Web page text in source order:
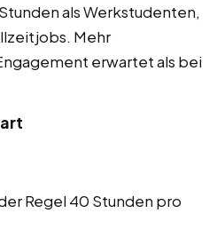
als Werkstudenten,
Mehr
erwartet als bei
Regel 40 Stunden pro